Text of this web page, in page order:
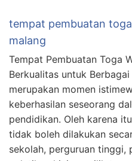
tempat pembuatan
malang
Tempat Pembuatan Toga
Berkualitas untuk
merupakan momen
keberhasilan seseorang
pendidikan. Oleh karena
tidak boleh dilakukan
sekolah, perguruan tinggi,